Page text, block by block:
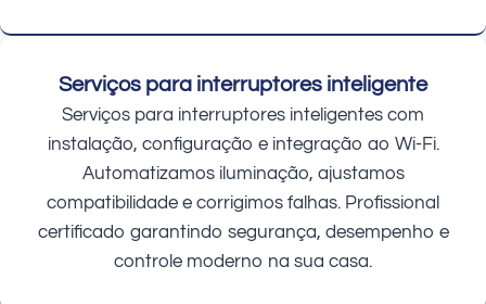
Serviços para interruptores inteligente
Serviços para interruptores inteligentes com
instalação, configuração e integração ao Wi-Fi.
Automatizamos iluminação, ajustamos
compatibilidade e corrigimos falhas. Profissional
certificado garantindo segurança, desempenho e
controle moderno na sua casa.